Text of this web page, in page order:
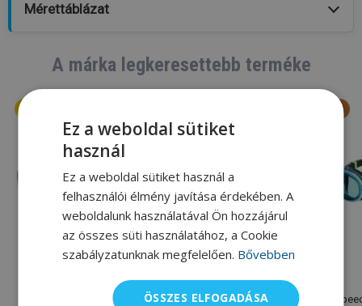
Mérettáblázat
A márka legkeresettebb terméke
Speedo Biofuse 2.0
Speedo
Speedo Fastskin Hyper
Ez a weboldal sütiket
használ
Ez a weboldal sütiket használ a
felhasználói élmény javítása érdekében. A
weboldalunk használatával Ön hozzájárul
az összes süti használatához, a Cookie
szabályzatunknak megfelelően. Bővebben
ÖSSZES ELFOGADÁSA